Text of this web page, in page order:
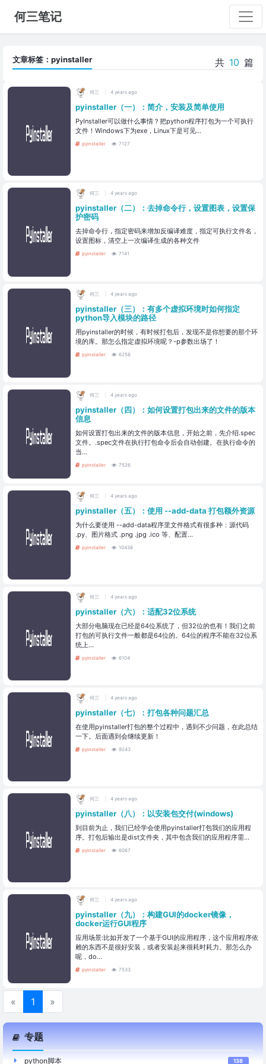
何三笔记
共 10 篇
文章标签：pyinstaller
何三 4 years ago
pyinstaller（一）：简介，安装及简单使用
PyInstaller可以做什么事情？把python程序打包为一个可执行
文件！Windows下为exe，Linux下是可见...
pyinstaller 7127
何三 4 years ago
pyinstaller（二）：去掉命令行，设置图表，设置保
护密码
去掉命令行，指定密码来增加反编译难度，指定可执行文件名，
设置图标，清空上一次编译生成的各种文件
pyinstaller 7141
何三 4 years ago
pyinstaller（三）：有多个虚拟环境时如何指定
python导入模块的路径
用pyinstaller的时候，有时候打包后，发现不是你想要的那个环
境的库。那怎么指定虚拟环境呢？-p参数出场了！
pyinstaller 6256
何三 4 years ago
pyinstaller（四）：如何设置打包出来的文件的版本
信息
如何设置打包出来的文件的版本信息，开始之前，先介绍.spec
文件。.spec文件在执行打包命令后会自动创建。在执行命令的
当...
pyinstaller 7526
何三 4 years ago
pyinstaller（五）：使用 --add-data 打包额外资源
为什么要使用 --add-data程序里文件格式有很多种：源代码
.py、图片格式 .png .jpg .ico 等、配置...
pyinstaller 10438
何三 4 years ago
pyinstaller（六）：适配32位系统
大部分电脑现在已经是64位系统了，但32位的也有！我们之前
打包的可执行文件一般都是64位的。64位的程序不能在32位系
统上...
pyinstaller 6104
何三 4 years ago
pyinstaller（七）：打包各种问题汇总
在使用pyinstaller打包的整个过程中，遇到不少问题，在此总结
一下。后面遇到会继续更新！
pyinstaller 9243
何三 4 years ago
pyinstaller（八）：以安装包交付(windows)
到目前为止，我们已经学会使用pyinstaller打包我们的应用程
序。打包后输出是dist文件夹，其中包含我们的应用程序需...
pyinstaller 6067
何三 4 years ago
pyinstaller（九）：构建GUI的docker镜像，
docker运行GUI程序
应用场景:比如开发了一个基于GUI的应用程序，这个应用程序依
赖的东西不是很好安装，或者安装起来很耗时耗力。那怎么办
呢，do...
pyinstaller 7533
« 1 »
专题
python脚本 138